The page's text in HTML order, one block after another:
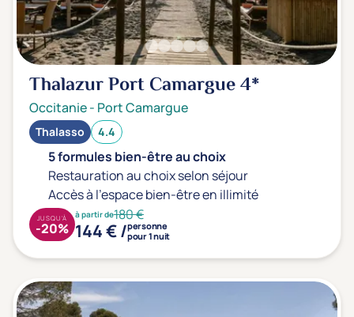
Thalazur Port Camargue4*
Occitanie- Port Camargue
Thalasso 4.4
5 formules bien-être au choix
Restauration au choix selon séjour
Accès à l'espace bien-être en illimité
à partir de180 €
144 € /personne
pour 1 nuit
JUSQU'À
-20%